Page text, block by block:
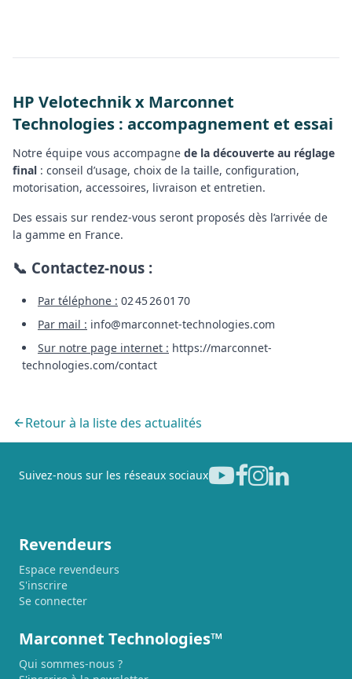
HP Velotechnik x Marconnet
Technologies : accompagnement et essai
Notre équipe vous accompagne de la découverte au réglage
final : conseil d’usage, choix de la taille, configuration,
motorisation, accessoires, livraison et entretien.
Des essais sur rendez-vous seront proposés dès l’arrivée de
la gamme en France.
📞 Contactez-nous :
Par téléphone : 02 45 26 01 70
Par mail : info@marconnet-technologies.com
Sur notre page internet : https://marconnet-
technologies.com/contact
Retour à la liste des actualités
Suivez-nous sur les réseaux sociaux
Revendeurs
Espace revendeurs
S'inscrire
Se connecter
Marconnet Technologies™
Qui sommes-nous ?